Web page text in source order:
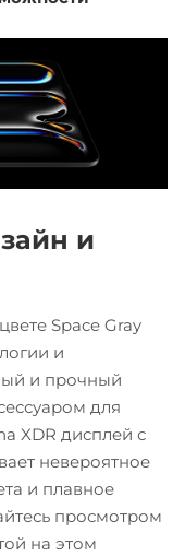
и
Space Gray
и
и прочный
для
XDR дисплей с
невероятное
и плавное
просмотром
на этом